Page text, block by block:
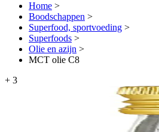
Home >
Boodschappen >
Superfood, sportvoeding >
Superfoods >
Olie en azijn >
MCT olie C8
+ 3